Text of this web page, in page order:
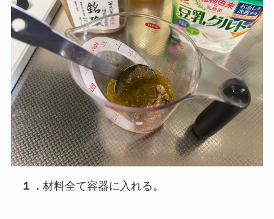
１．材料全て容器に入れる。